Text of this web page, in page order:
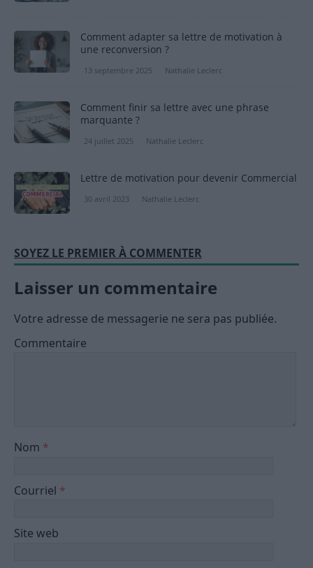
Comment adapter sa lettre de motivation à
une reconversion ?
13 septembre 2025 Nathalie Leclerc
Comment finir sa lettre avec une phrase
marquante ?
24 juillet 2025 Nathalie Leclerc
Lettre de motivation pour devenir Commercial
30 avril 2023 Nathalie Leclerc
SOYEZ LE PREMIER À COMMENTER
Laisser un commentaire
Votre adresse de messagerie ne sera pas publiée.
Commentaire
Nom *
Courriel *
Site web